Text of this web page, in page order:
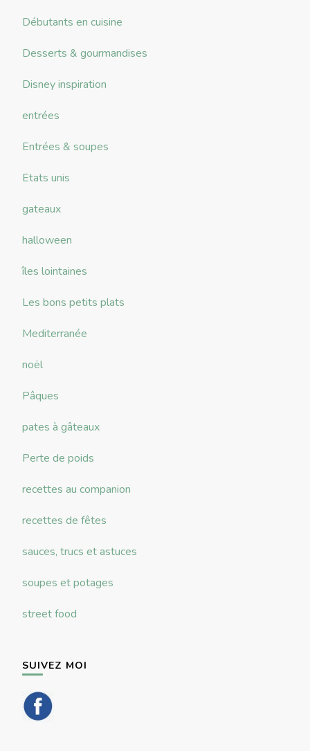
Débutants en cuisine
Desserts & gourmandises
Disney inspiration
entrées
Entrées & soupes
Etats unis
gateaux
halloween
îles lointaines
Les bons petits plats
Mediterranée
noël
Pâques
pates à gâteaux
Perte de poids
recettes au companion
recettes de fêtes
sauces, trucs et astuces
soupes et potages
street food
SUIVEZ MOI